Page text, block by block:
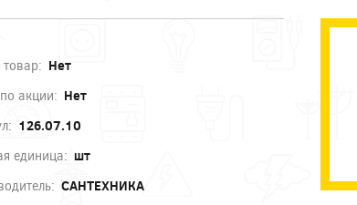
Нет
акции: Нет
126.07.10
единица: шт
САНТЕХНИКА